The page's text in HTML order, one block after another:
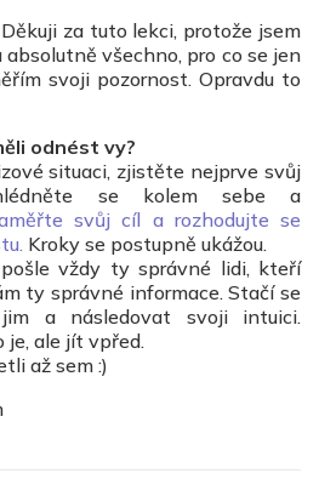
Děkuji za tuto lekci, protože jsem
absolutně všechno, pro co se jen
svoji pozornost. Opravdu to
odnést vy?
situaci, zjistěte nejprve svůj
se kolem sebe a
svůj cíl a rozhodujte se
Kroky se postupně ukážou.
vždy ty správné lidi, kteří
ty správné informace. Stačí se
a následovat svoji intuici.
je, ale jít vpřed.
až sem :)